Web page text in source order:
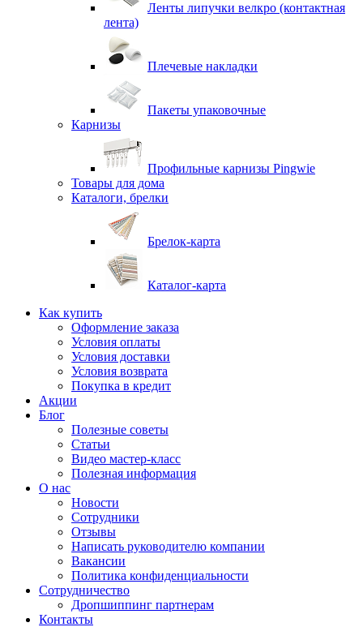
Ленты липучки велкро (контактная
лента)
Плечевые накладки
Пакеты упаковочные
Карнизы
Профильные карнизы Pingwie
Товары для дома
Каталоги, брелки
Брелок-карта
Каталог-карта
Как купить
Оформление заказа
Условия оплаты
Условия доставки
Условия возврата
Покупка в кредит
Акции
Блог
Полезные советы
Статьи
Видео мастер-класс
Полезная информация
О нас
Новости
Сотрудники
Отзывы
Написать руководителю компании
Вакансии
Политика конфиденциальности
Сотрудничество
Дропшиппинг партнерам
Контакты